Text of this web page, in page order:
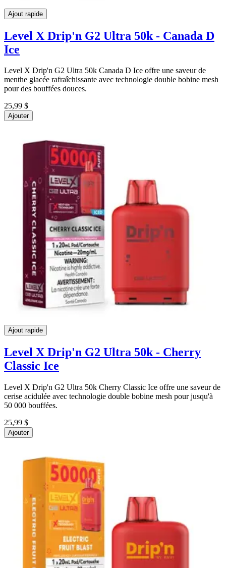
Ajout rapide
Level X Drip'n G2 Ultra 50k - Canada D
Ice
Level X Drip'n G2 Ultra 50k Canada D Ice offre une saveur de
menthe glacée rafraîchissante avec technologie double bobine mesh
pour des bouffées douces.
25,99 $
Ajouter
Ajout rapide
Level X Drip'n G2 Ultra 50k - Cherry
Classic Ice
Level X Drip'n G2 Ultra 50k Cherry Classic Ice offre une saveur de
cerise acidulée avec technologie double bobine mesh pour jusqu'à
50 000 bouffées.
25,99 $
Ajouter